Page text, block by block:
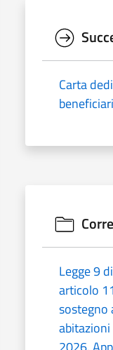
Carta
beneficiari
Legge 9
articolo
sostegno